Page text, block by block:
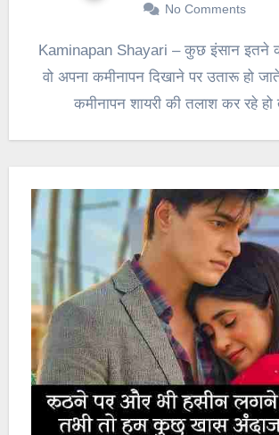
No Comments
Kaminapan Shayari – कुछ इंसान इतने कमीने होते है कि
वो अपना कमीनापन दिखाने पर उतारू हो
कमीनापन शायरी की तलाश कर रहे